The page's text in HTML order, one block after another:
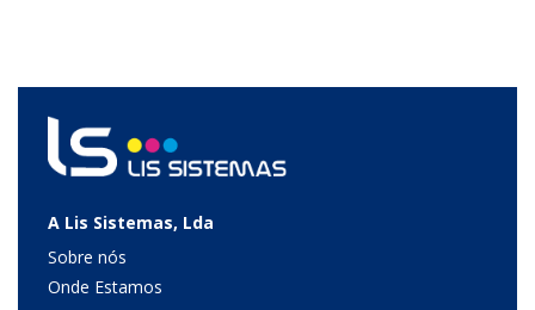
A Lis Sistemas, Lda
Sobre nós
Onde Estamos